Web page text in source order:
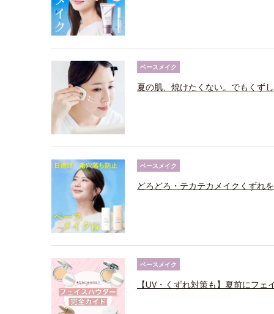
ベースメイク
夏の肌、焼けたくない。でもくず
ベースメイク
どろどろ・テカテカメイクくずれ
ベースメイク
【UV・くずれ対策も】夏前にフェ